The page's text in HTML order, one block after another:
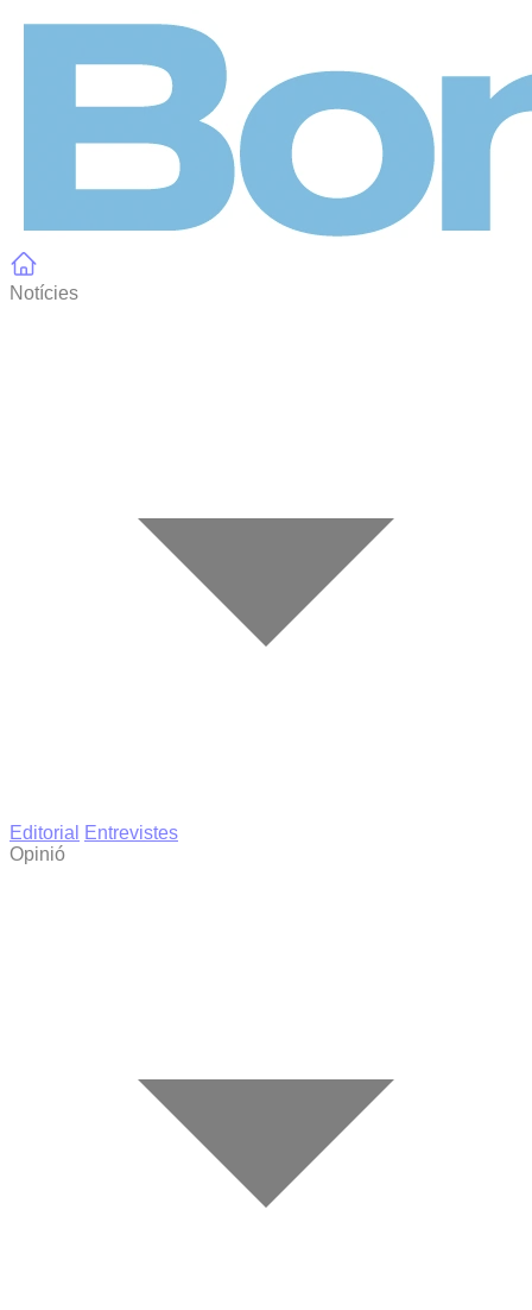
Notícies
Editorial
Entrevistes
Opinió